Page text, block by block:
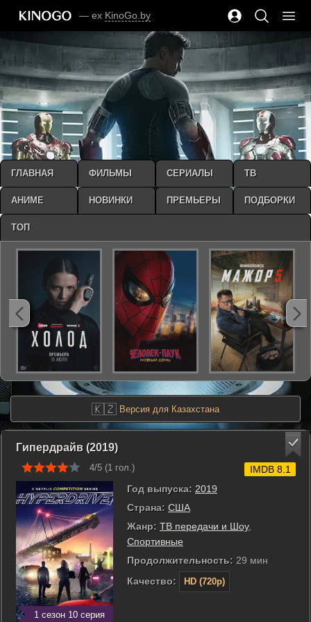
— ex KinoGo.by
🇰🇿 Версия для Казахстана
Гипердрайв (2019)
4/5 (1 гол.)
1 сезон 10 серия
Год выпуска: 2019
Страна: США
Жанр: ТВ передачи и Шоу,
Спортивные
Продолжительность: 29 мин
Качество:
HD (720p)
IMDB 8.1
ГЛАВНАЯ ФИЛЬМЫ СЕРИАЛЫ ТВ
АНИМЕ НОВИНКИ ПРЕМЬЕРЫ ПОДБОРКИ
ТОП